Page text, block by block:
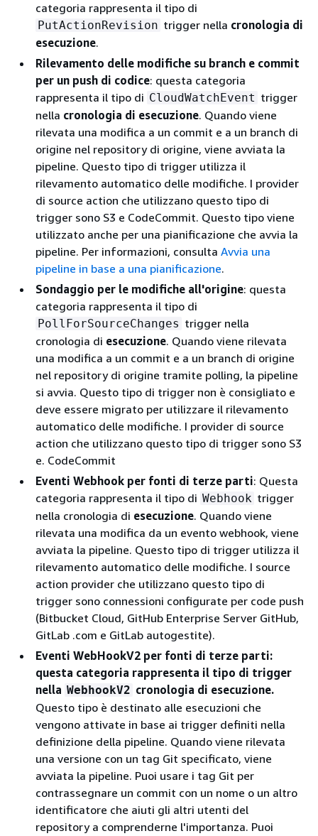
categoria rappresenta il tipo di
PutActionRevision trigger nella cronologia di
esecuzione.
Rilevamento delle modifiche su branch e commit
per un push di codice: questa categoria
rappresenta il tipo di CloudWatchEvent trigger
nella cronologia di esecuzione. Quando viene
rilevata una modifica a un commit e a un branch di
origine nel repository di origine, viene avviata la
pipeline. Questo tipo di trigger utilizza il
rilevamento automatico delle modifiche. I provider
di source action che utilizzano questo tipo di
trigger sono S3 e CodeCommit. Questo tipo viene
utilizzato anche per una pianificazione che avvia la
pipeline. Per informazioni, consulta Avvia una
pipeline in base a una pianificazione.
Sondaggio per le modifiche all'origine: questa
categoria rappresenta il tipo di
PollForSourceChanges trigger nella
cronologia di esecuzione. Quando viene rilevata
una modifica a un commit e a un branch di origine
nel repository di origine tramite polling, la pipeline
si avvia. Questo tipo di trigger non è consigliato e
deve essere migrato per utilizzare il rilevamento
automatico delle modifiche. I provider di source
action che utilizzano questo tipo di trigger sono S3
e. CodeCommit
Eventi Webhook per fonti di terze parti: Questa
categoria rappresenta il tipo di Webhook trigger
nella cronologia di esecuzione. Quando viene
rilevata una modifica da un evento webhook, viene
avviata la pipeline. Questo tipo di trigger utilizza il
rilevamento automatico delle modifiche. I source
action provider che utilizzano questo tipo di
trigger sono connessioni configurate per code push
(Bitbucket Cloud, GitHub Enterprise Server GitHub,
GitLab .com e GitLab autogestite).
Eventi WebHookV2 per fonti di terze parti:
questa categoria rappresenta il tipo di trigger
nella WebhookV2 cronologia di esecuzione.
Questo tipo è destinato alle esecuzioni che
vengono attivate in base ai trigger definiti nella
definizione della pipeline. Quando viene rilevata
una versione con un tag Git specificato, viene
avviata la pipeline. Puoi usare i tag Git per
contrassegnare un commit con un nome o un altro
identificatore che aiuti gli altri utenti del
repository a comprenderne l'importanza. Puoi